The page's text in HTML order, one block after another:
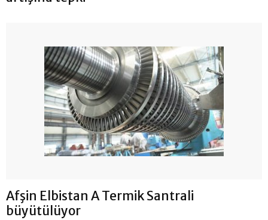
Afşin Elbistan A Termik Santrali
büyütülüyor